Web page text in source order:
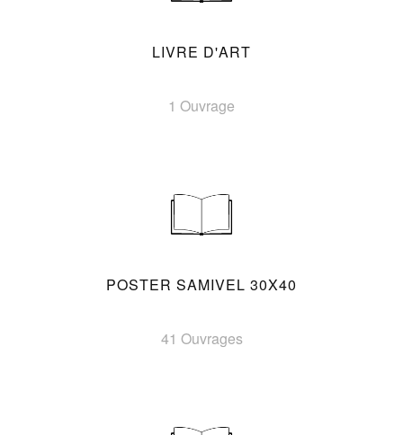
LIVRE D'ART
1 Ouvrage
POSTER SAMIVEL 30X40
41 Ouvrages